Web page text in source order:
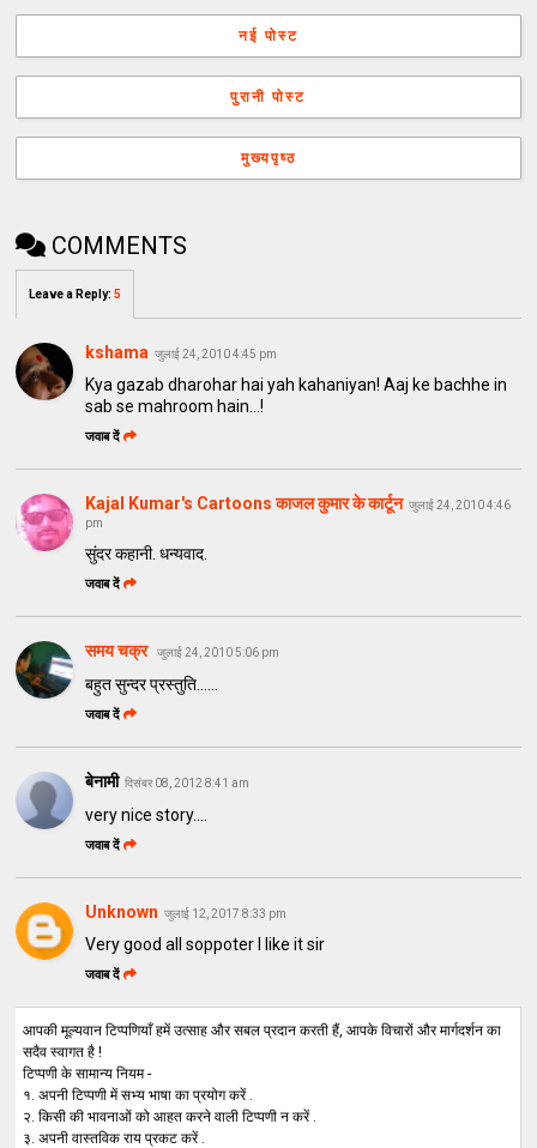
नई पोस्ट
पुरानी पोस्ट
मुख्यपृष्ठ
COMMENTS
Leave a Reply:5
kshama जुलाई 24, 2010 4:45 pm
Kya gazab dharohar hai yah kahaniyan! Aaj ke bachhe in
sab se mahroom hain...!
जवाब दें
Kajal Kumar's Cartoons काजल कुमार के कार्टून जुलाई 24, 2010 4:46
pm
सुंदर कहानी. धन्यवाद.
जवाब दें
समय चक्र जुलाई 24, 2010 5:06 pm
बहुत सुन्दर प्रस्तुति......
जवाब दें
बेनामी दिसंबर 08, 2012 8:41 am
very nice story....
जवाब दें
Unknown जुलाई 12, 2017 8:33 pm
Very good all soppoter I like it sir
जवाब दें
आपकी मूल्यवान टिप्पणियाँ हमें उत्साह और सबल प्रदान करती हैं, आपके विचारों और मार्गदर्शन का
सदैव स्वागत है !
टिप्पणी के सामान्य नियम -
१. अपनी टिप्पणी में सभ्य भाषा का प्रयोग करें .
२. किसी की भावनाओं को आहत करने वाली टिप्पणी न करें .
३. अपनी वास्तविक राय प्रकट करें .